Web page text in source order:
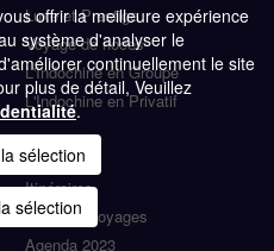
Luxe et Prestige
Voyage de noces
L'Indochine en Groupe
L'Indochine en Privatif
Itinéraires
Idées de voyages
Agenda 2023
offrir la meilleure expérience
système d'analyser le
continuellement le site
plus de détail, Veuillez
.
sélection
sélection